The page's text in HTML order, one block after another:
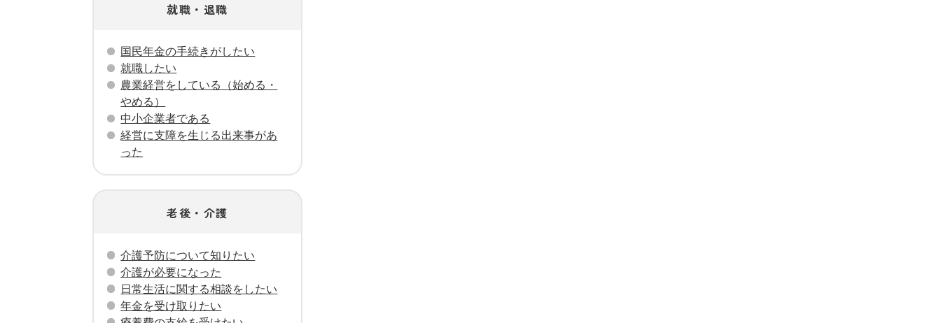
就職・退職
国民年金の手続きがしたい
就職したい
農業経営をしている（始める・
やめる）
中小企業者である
経営に支障を生じる出来事があ
った
老後・介護
介護予防について知りたい
介護が必要になった
日常生活に関する相談をしたい
年金を受け取りたい